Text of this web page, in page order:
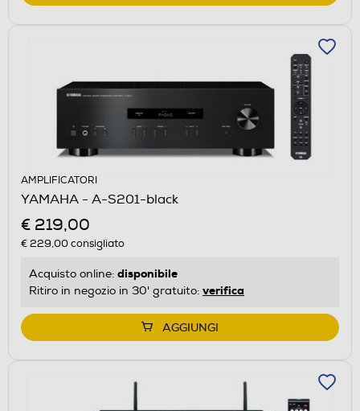
AMPLIFICATORI
YAMAHA - A-S201-black
€ 219,00
€ 229,00consigliato
Acquisto online: disponibile
Ritiro in negozio in 30' gratuito: verifica
AGGIUNGI